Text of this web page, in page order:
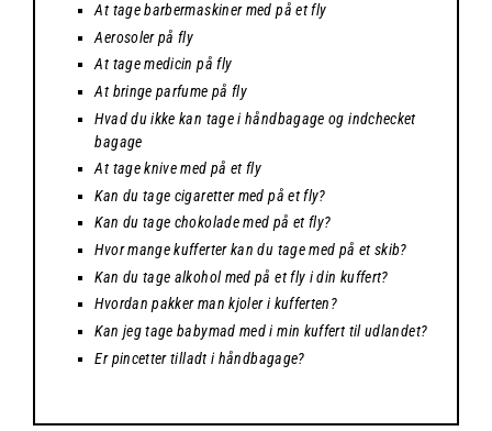
At tage barbermaskiner med på et fly
Aerosoler på fly
At tage medicin på fly
At bringe parfume på fly
Hvad du ikke kan tage i håndbagage og indchecket
bagage
At tage knive med på et fly
Kan du tage cigaretter med på et fly?
Kan du tage chokolade med på et fly?
Hvor mange kufferter kan du tage med på et skib?
Kan du tage alkohol med på et fly i din kuffert?
Hvordan pakker man kjoler i kufferten?
Kan jeg tage babymad med i min kuffert til udlandet?
Er pincetter tilladt i håndbagage?